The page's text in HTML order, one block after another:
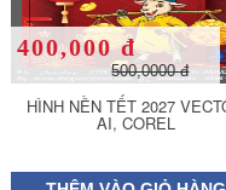
HÌNH NỀN TẾT 2027
AI, COREL
400,000 đ
500,0000 đ